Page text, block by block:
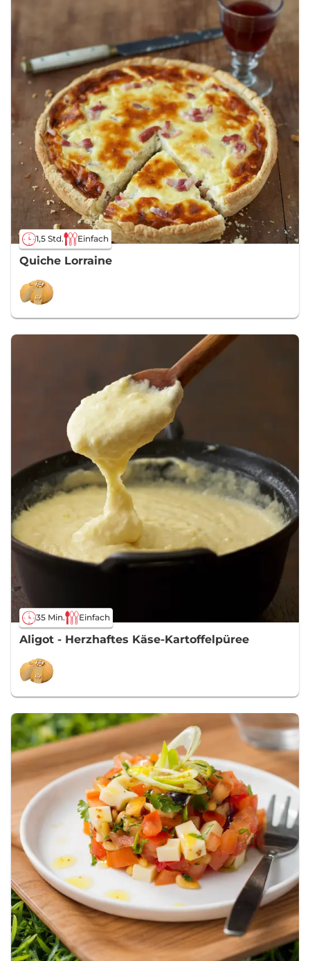
1,5 Std. Einfach
Quiche Lorraine
35 Min. Einfach
Aligot - Herzhaftes Käse-Kartoffelpüree